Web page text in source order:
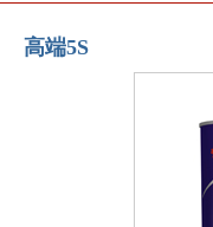
高端5S